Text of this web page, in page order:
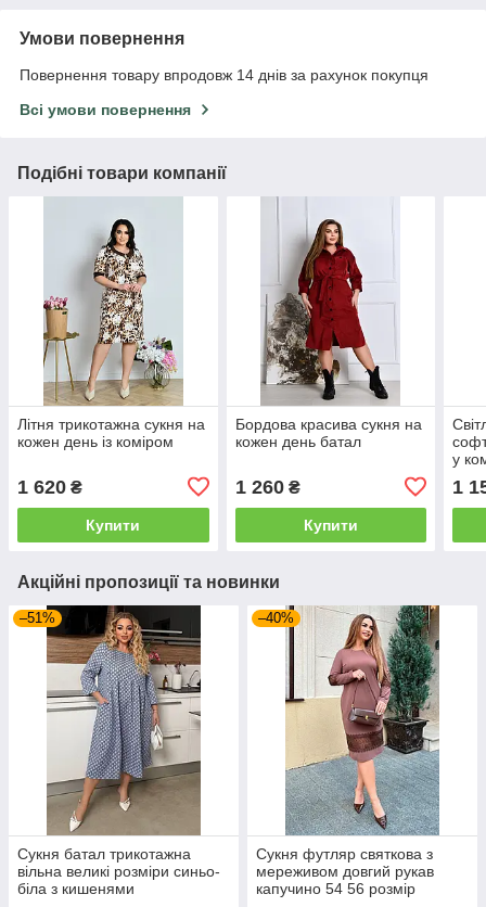
Умови повернення
Повернення товару впродовж 14 днів за рахунок покупця
Всі умови повернення
Подібні товари компанії
Літня трикотажна сукня на
кожен день із коміром
1 620 ₴
Купити
Бордова красива сукня на
кожен день батал
1 260₴
Купити
у
1
Акційні пропозиції та новинки
–51%
Сукня батал трикотажна
вільна великі розміри синьо-
біла з кишенями
–40%
Сукня футляр святкова з
мереживом довгий рукав
капучино 54 56 розмір